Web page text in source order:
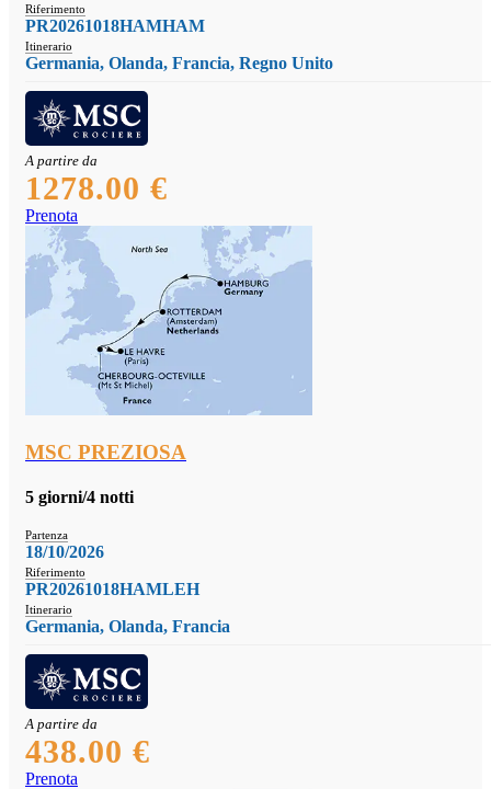
Riferimento
PR20261018HAMHAM
Itinerario
Germania, Olanda, Francia, Regno Unito
A partire da
1278.00 €
Prenota
MSC PREZIOSA
5 giorni/4 notti
Partenza
18/10/2026
Riferimento
PR20261018HAMLEH
Itinerario
Germania, Olanda, Francia
A partire da
438.00 €
Prenota